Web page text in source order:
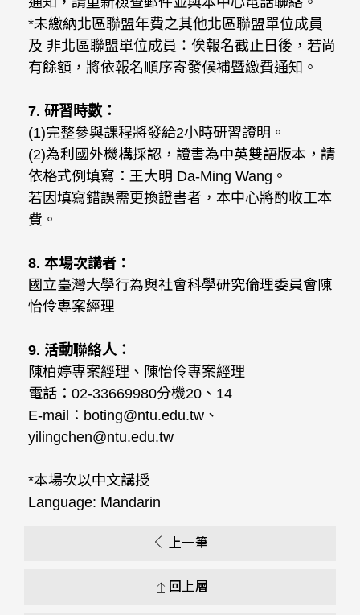
*未繳納北區聯盟年費之其他北區聯盟單位成員
及 非北區聯盟單位成員：俟報名截止日後，若尚
有餘額，將依報名順序寄發候補暨繳費通知。
7. 研習時數：
(1)完整參與課程將發給2小時研習證明。
(2)為利國外機構採認，證書為中英雙語版本，請
依格式例填寫：王大明 Da-Ming Wang。
若因填寫錯誤需更換證書者，本中心將酌收工本
費。
8. 本場次講者：
國立臺灣大學行為與社會科學研究倫理委員會陳
怡伶專案經理
9. 活動聯絡人：
陳柏婷專案經理、陳怡伶專案經理
電話：02-33669980分機20、14
E-mail：boting@ntu.edu.tw、
yilingchen@ntu.edu.tw
*本場次以中文講授
Language: Mandarin
上一筆
回上層